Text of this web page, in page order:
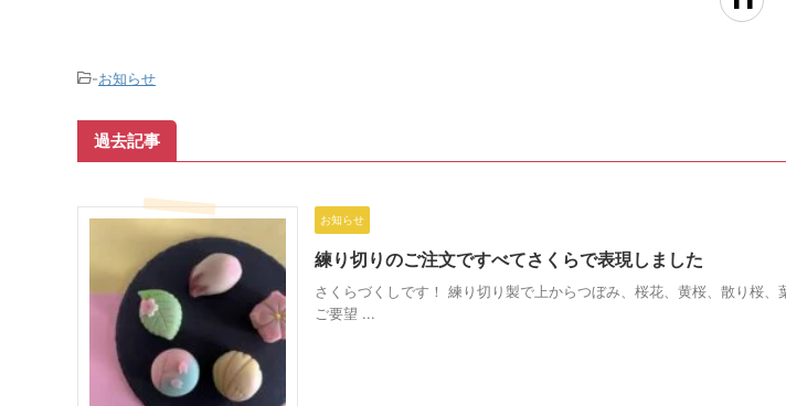
-お知らせ
過去記事
お知らせ
練り切りのご注文ですべてさくらで表現しました
さくらづくしです！ 練り切り製で上からつぼみ、桜花、黄桜、散り桜
ご要望 ...